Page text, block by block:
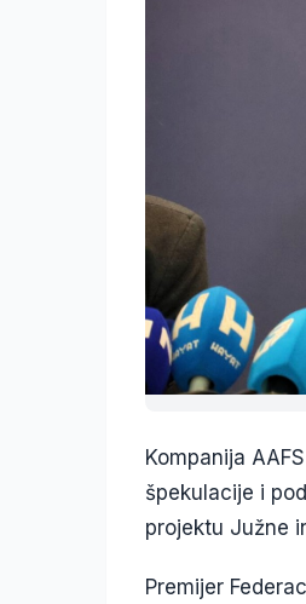
Kompanija
špekulacije i
projektu Južne
Premijer